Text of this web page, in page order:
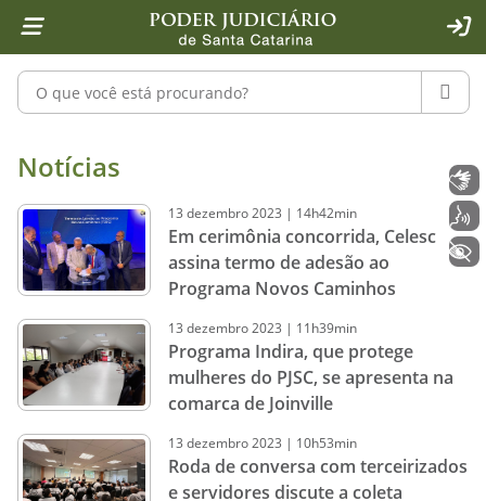
1 Ir para o conteúdo
2 Ir para a ferramenta de acessibilidade - Rybená
4 Ir para o menu principal
5 Ir para a pesquisa
6 Ir para o rodapé
7 Ir para a página inicial
Pesquisar no portal
Notícias - Imprensa - Poder
Notícias
13 dezembro2023 | 14h42min
Em cerimônia concorrida, Celesc
assina termo de adesão ao
Programa Novos Caminhos
13 dezembro2023 | 11h39min
Programa Indira, que protege
mulheres do PJSC, se apresenta na
comarca de Joinville
13 dezembro2023 | 10h53min
Roda de conversa com terceirizados
e servidores discute a coleta
+ Acessibilidade